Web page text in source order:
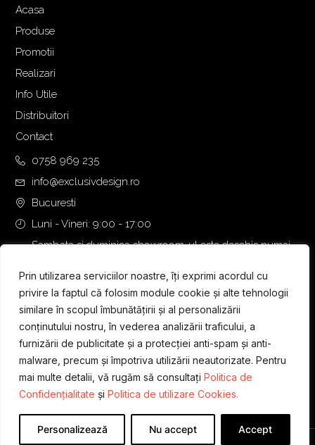
Prin utilizarea serviciilor noastre, îți exprimi acordul cu
privire la faptul că folosim module cookie și alte tehnologii
similare în scopul îmbunătățirii și al personalizării
conținutului nostru, în vederea analizării traficului, a
furnizării de publicitate și a protecției anti-spam și anti-
malware, precum și împotriva utilizării neautorizate. Pentru
mai multe detalii, vă rugăm să consultați Politica de
Confidențialitate și Politica de utilizare Cookies.
Personalizează Nu accept Accept
Acasa
Produse
Promotii
Realizari
Info Utile
Distribuitori
Contact
0758 969 235
info@exclusivdesign.ro
Bucuresti
Luni - Vineri: 9:00 - 17:00
Sambata si duminica showroom-ul este deschis numai